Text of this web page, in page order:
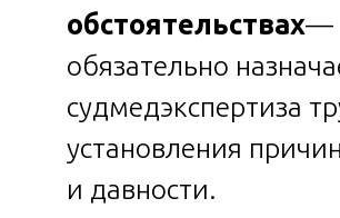
обстоятельствах—
обязательно
судмедэкспертиза
установления
и давности.